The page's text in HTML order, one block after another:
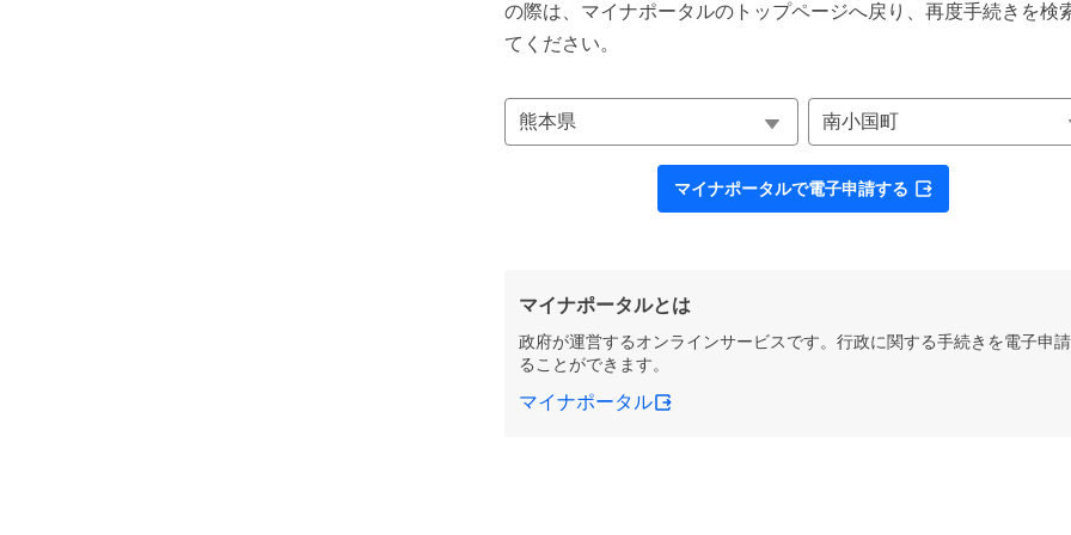
の際は、マイナポータルのトップページへ戻り、再度手続きを検
てください。
マイナポータルで電子申請する
マイナポータルとは
政府が運営するオンラインサービスです。行政に関する手続きを電子申
ることができます。
マイナポータル